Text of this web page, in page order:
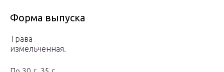
Форма выпуска
Трава
измельченная.